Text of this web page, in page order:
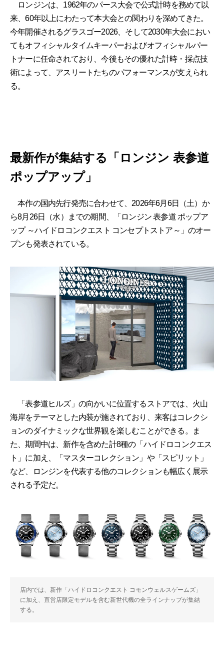
ロンジンは、1962年のパース大会で公式計時を務めて以
来、60年以上にわたって本大会との関わりを深めてきた。
今年開催されるグラスゴー2026、そして2030年大会におい
てもオフィシャルタイムキーパーおよびオフィシャルパー
トナーに任命されており、今後もその優れた計時・採点技
術によって、アスリートたちのパフォーマンスが支えられ
る。
最新作が集結する「ロンジン 表参道
ポップアップ」
本作の国内先行発売に合わせて、2026年6月6日（土）か
ら8月26日（水）までの期間、「ロンジン 表参道 ポップア
ップ ～ハイドロコンクエスト コンセプトストア～」のオー
プンも発表されている。
「表参道ヒルズ」の向かいに位置するストアでは、火山
海岸をテーマとした内装が施されており、来客はコレクシ
ョンのダイナミックな世界観を楽しむことができる。ま
た、期間中は、新作を含めた計8種の「ハイドロコンクエス
ト」に加え、「マスターコレクション」や「スピリット」
など、ロンジンを代表する他のコレクションも幅広く展示
される予定だ。
店内では、新作「ハイドロコンクエスト コモンウェルスゲームズ」
に加え、直営店限定モデルを含む新世代機の全ラインナップが集結
する。